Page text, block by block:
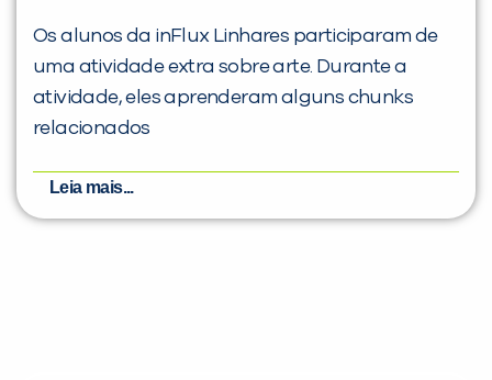
Os alunos da inFlux Linhares participaram de
uma atividade extra sobre arte. Durante a
atividade, eles aprenderam alguns chunks
relacionados
Leia mais...